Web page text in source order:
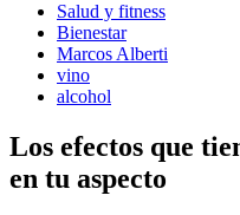
Salud y fitness
Bienestar
Marcos Alberti
vino
alcohol
Los efectos que
en tu aspecto